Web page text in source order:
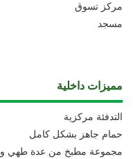
مركز تسوق
مسجد
مميزات داخلية
التدفئة مركزية
حمام جاهز بشكل كامل
مجموعة مطبخ من عدة طهي و